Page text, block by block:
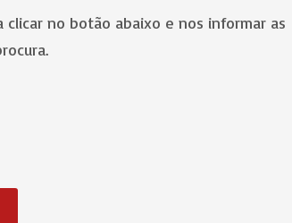
clicar no botão abaixo e nos informar as